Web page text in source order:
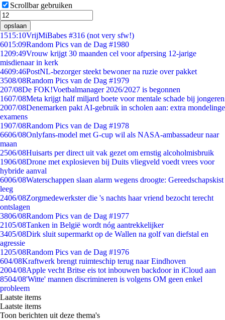
Scrollbar gebruiken
opslaan
1515:10VrijMiBabes #316 (not very sfw!)
6015:09Random Pics van de Dag #1980
1209:49Vrouw krijgt 30 maanden cel voor afpersing 12-jarige
misdienaar in kerk
4609:46PostNL-bezorger steekt bewoner na ruzie over pakket
3508/08Random Pics van de Dag #1979
207/08De FOK!Voetbalmanager 2026/2027 is begonnen
1607/08Meta krijgt half miljard boete voor mentale schade bij jongeren
2007/08Denemarken pakt AI-gebruik in scholen aan: extra mondelinge
examens
1907/08Random Pics van de Dag #1978
6606/08Onlyfans-model met G-cup wil als NASA-ambassadeur naar
maan
2506/08Huisarts per direct uit vak gezet om ernstig alcoholmisbruik
1906/08Drone met explosieven bij Duits vliegveld voedt vrees voor
hybride aanval
6006/08Waterschappen slaan alarm wegens droogte: Gereedschapskist
leeg
2406/08Zorgmedewerkster die 's nachts haar vriend bezocht terecht
ontslagen
3806/08Random Pics van de Dag #1977
2105/08Tanken in België wordt nóg aantrekkelijker
3405/08Dirk sluit supermarkt op de Wallen na golf van diefstal en
agressie
1205/08Random Pics van de Dag #1976
604/08Kraftwerk brengt ruimteschip terug naar Eindhoven
2004/08Apple vecht Britse eis tot inbouwen backdoor in iCloud aan
8504/08'Witte' mannen discrimineren is volgens OM geen enkel
probleem
Laatste items
Laatste items
Toon berichten uit deze thema's